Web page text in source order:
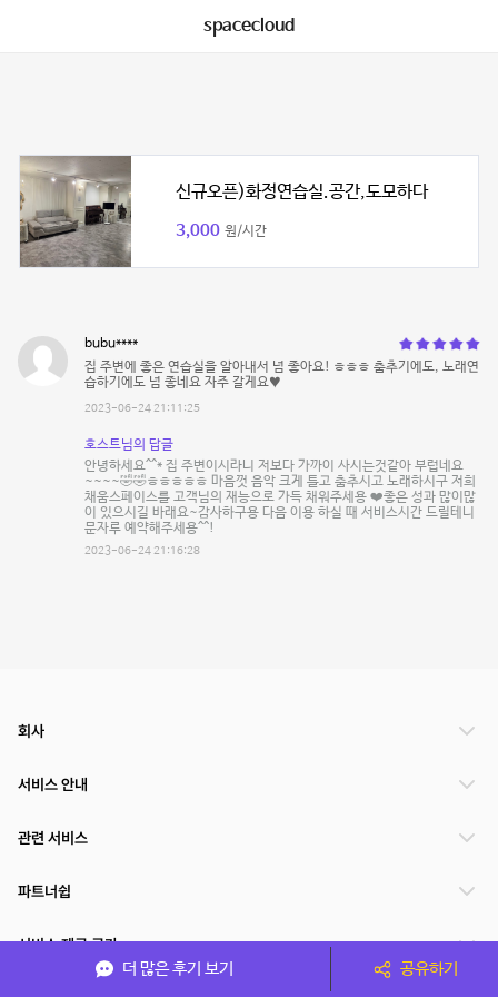
spacecloud
신규오픈)화정연습실.공간,도모하다
3,000 원/시간
bubu****
집 주변에 좋은 연습실을 알아내서 넘 좋아요! ㅎㅎㅎ 춤추기에도, 노래연
습하기에도 넘 좋네요 자주 갈게요♥️
2023-06-24 21:11:25
호스트님의 답글
안녕하세요^^* 집 주변이시라니 저보다 가까이 사시는것같아 부럽네요
~~~~🤣🤣ㅎㅎㅎㅎㅎ 마음껏 음악 크게 틀고 춤추시고 노래하시구 저희
채움스페이스를 고객님의 재능으로 가득 채워주세용 ❤️좋은 성과 많이많
이 있으시길 바래요~감사하구용 다음 이용 하실 때 서비스시간 드릴테니
문자루 예약해주세용^^!
2023-06-24 21:16:28
더 많은 후기 보기 공유하기
회사
서비스 안내
관련 서비스
파트너쉽
서비스 제공 국가